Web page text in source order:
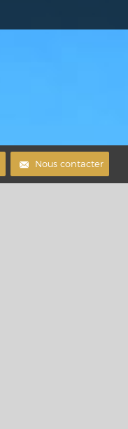
Nous contacter